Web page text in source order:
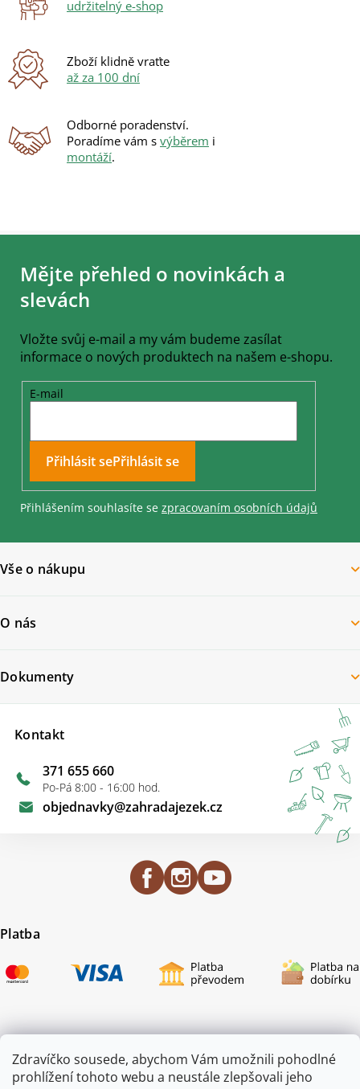
Zdravíčko sousede, abychom Vám umožnili pohodlné
prohlížení tohoto webu a neustále zlepšovali jeho
u
udržitelný e-shop
Zboží klidně vraťte
až za 100 dní
Odborné poradenství.
Poradíme vám s výběrem i
montáží.
Z
Mějte přehled o novinkách a
slevách
Vložte svůj e-mail a my vám budeme zasílat
informace o nových produktech na našem e-shopu.
E-mail
Přihlásit se
Přihlášením souhlasíte se zpracovaním osobních údajů
Vše o nákupu
O nás
Kontakt
objednavky@zahradajezek.cz
371 655 660
Po-Pá 8:00 - 16:00 hod.
Dokumenty
Platba
Certifikace